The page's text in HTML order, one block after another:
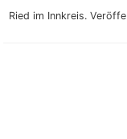
Ried im Innkreis.